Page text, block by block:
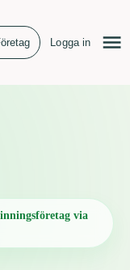
Logga in
via